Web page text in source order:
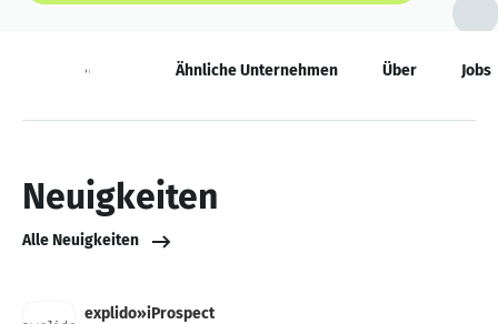
Neuigkeiten Ähnliche Unternehmen Über Jobs
Neuigkeiten
Alle Neuigkeiten
explido»iProspect